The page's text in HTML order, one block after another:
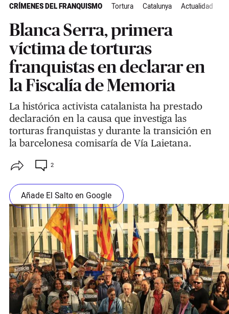
CRÍMENES DEL FRANQUISMO Tortura Catalunya Actualidad
Blanca Serra, primera
víctima de torturas
franquistas en declarar en
la Fiscalía de Memoria
La histórica activista catalanista ha prestado
declaración en la causa que investiga las
torturas franquistas y durante la transición en
la barcelonesa comisaría de Vía Laietana.
2
Añade El Salto en Google